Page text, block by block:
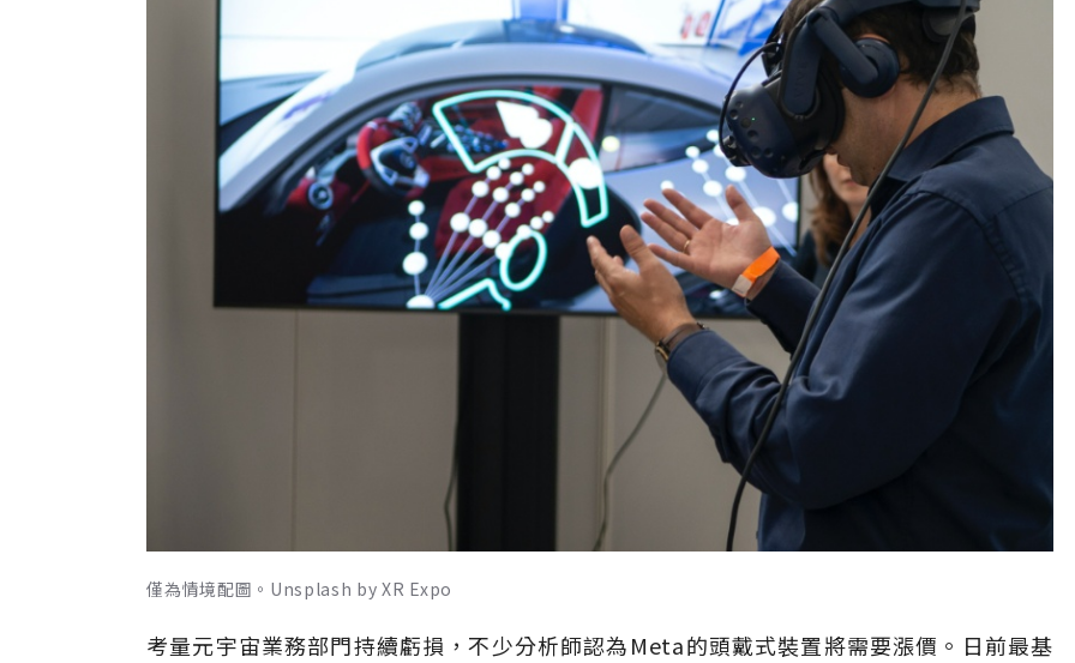
僅為情境配圖。Unsplash by XR Expo
考量元宇宙業務部門持續虧損，不少分析師認為Meta的頭戴式裝置將需要漲價。日前最基